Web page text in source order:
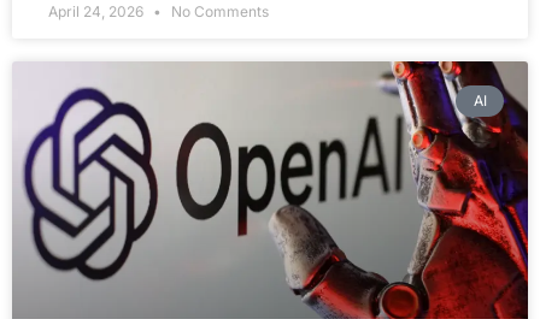
April 24, 2026 No Comments
AI